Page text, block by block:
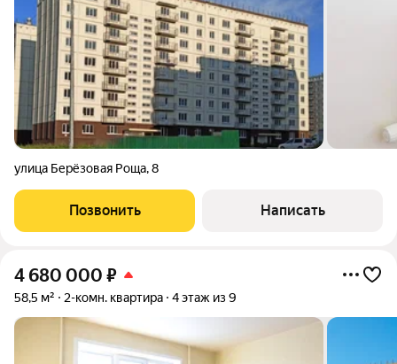
улица Берёзовая Роща,8
Позвонить Написать
4 680 000 ₽
58,5 м² 2-комн. квартира 4 этаж из 9